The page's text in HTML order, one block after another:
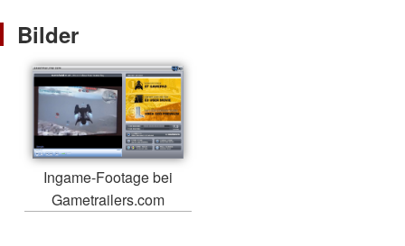
Bilder
Ingame-Footage bei
Gametrailers.com